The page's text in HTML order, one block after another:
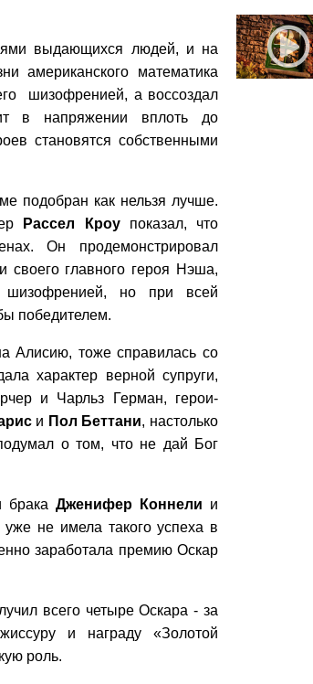
выдающихся людей, и на
американского математика
шизофренией, а воссоздал
в напряжении вплоть до
становятся собственными
подобран как нельзя лучше.
Рассел Кроупоказал, что
Он продемонстрировал
своего главного героя Нэша,
шизофренией, но при всей
победителем.
Алисию, тоже справилась со
характер верной супруги,
и Чарльз Герман, герои-
и Пол Беттани, настолько
о том, что не дай Бог
брака Дженифер Коннели и
уже не имела такого успеха в
заработала премию Оскар
всего четыре Оскара - за
и награду «Золотой
роль.